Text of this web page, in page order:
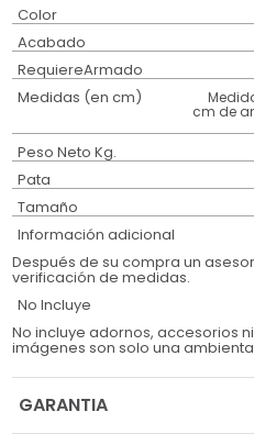
Color
Acabado
RequiereArmado
Medidas (en cm)
cm de
Peso Neto Kg.
Pata
Tamaño
Información adicional
Después de su compra un
verificación de medidas.
No Incluye
No incluye adornos, accesorios
imágenes son solo una
GARANTIA